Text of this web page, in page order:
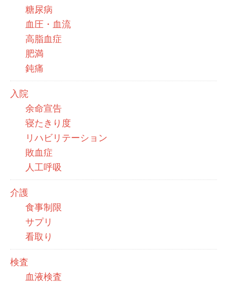
糖尿病
血圧・血流
高脂血症
肥満
鈍痛
入院
余命宣告
寝たきり度
リハビリテーション
敗血症
人工呼吸
介護
食事制限
サプリ
看取り
検査
血液検査